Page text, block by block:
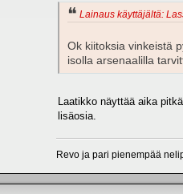
Lainaus käyttäjältä:
Ok kiitoksia vinkeistä
isolla arsenaalilla
Laatikko näyttää aika
lisäosia.
Revo ja pari pienempää